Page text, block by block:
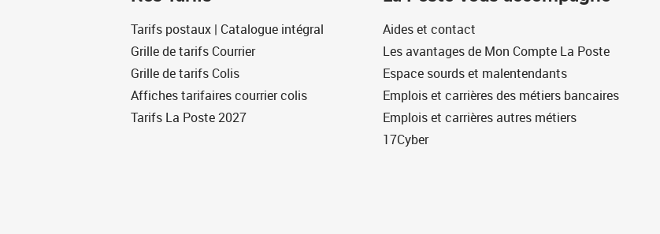
Tarifs postaux | Catalogue intégral
Grille de tarifs Courrier
Grille de tarifs Colis
Affiches tarifaires courrier colis
Tarifs La Poste 2027
Aides et contact
Les avantages de Mon Compte La Poste
Espace sourds et malentendants
Emplois et carrières des métiers bancaires
Emplois et carrières autres métiers
17Cyber